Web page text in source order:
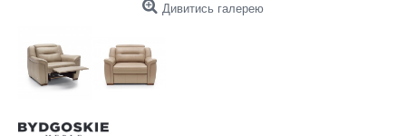
Дивитись галерею